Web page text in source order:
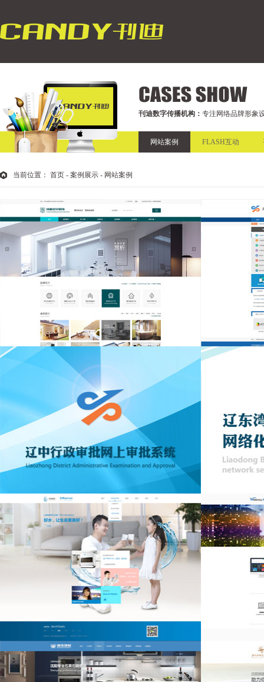
刊迪数字传播机构： 专注网络品牌形象
网站案例 FLASH互动
当前位置： 首页 - 案例展示 - 网站案例
抚顺北轩装饰集团官方网站 沈阳市政中介
辽中行政审批-在线办公平台 辽东湾政务平
沈阳京都